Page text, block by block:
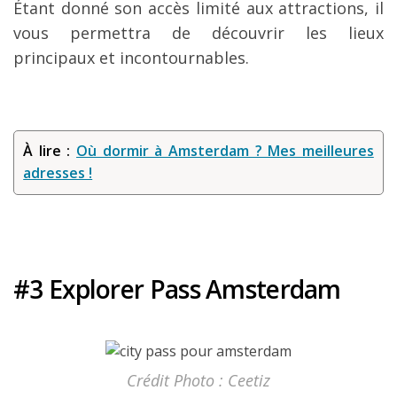
Étant donné son accès limité aux attractions, il
vous permettra de découvrir les lieux
principaux et incontournables.
À lire : Où dormir à Amsterdam ? Mes meilleures
adresses !
#3 Explorer Pass Amsterdam
Crédit Photo : Ceetiz